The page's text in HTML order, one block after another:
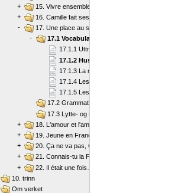
+
15. Vivre ensemble
+
16. Camille fait ses courses
-
17. Une place au soleil
-
17.1 Vocabulaire
17.1.1 Uttrykk om været
17.1.2 Hustyper
17.1.3 La maison de mes rêves
17.1.4 Les meubles
17.1.5 Les saisons
17.2 Grammatikk
17.3 Lytte- og uttaleøvelser
+
18. L'amour et l'amitié
+
19. Jeune en France
+
20. Ça ne va pas, Camille ?
+
21. Connais-tu la France ?
+
22. Il était une fois…
10. trinn
Om verket